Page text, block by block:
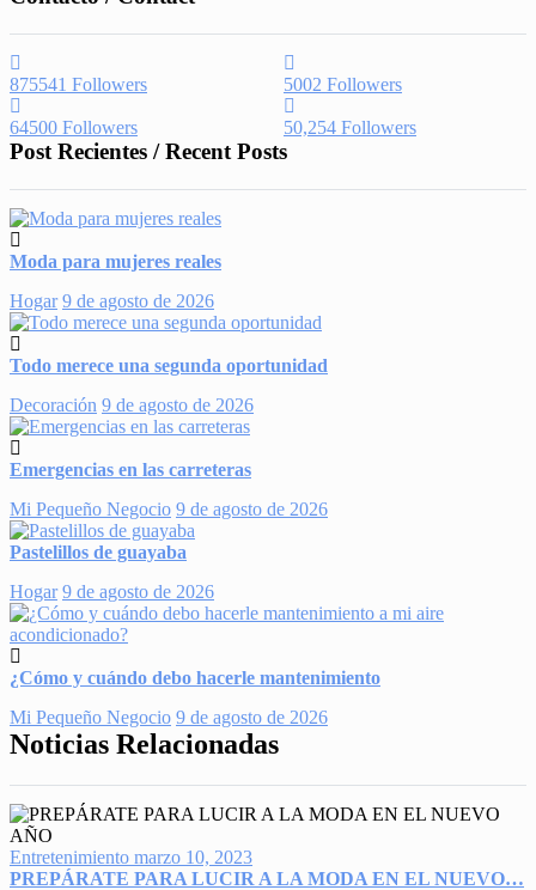
875541 Followers 5002 Followers
64500 Followers 50,254 Followers
Post Recientes / Recent Posts
Moda para mujeres reales
Hogar 9 de agosto de 2026
Todo merece una segunda oportunidad
Decoración 9 de agosto de 2026
Emergencias en las carreteras
Mi Pequeño Negocio 9 de agosto de 2026
Pastelillos de guayaba
Hogar 9 de agosto de 2026
¿Cómo y cuándo debo hacerle mantenimiento
Mi Pequeño Negocio 9 de agosto de 2026
Noticias Relacionadas
Entretenimiento marzo 10, 2023
PREPÁRATE PARA LUCIR A LA MODA EN EL NUEVO…